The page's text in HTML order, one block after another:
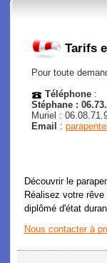
Tarifs
Pour toute
Téléphone :
Stéphane :
Muriel :
Email
:
Découvrir le
Réalisez votre
diplômé d'état
Nous contacter à